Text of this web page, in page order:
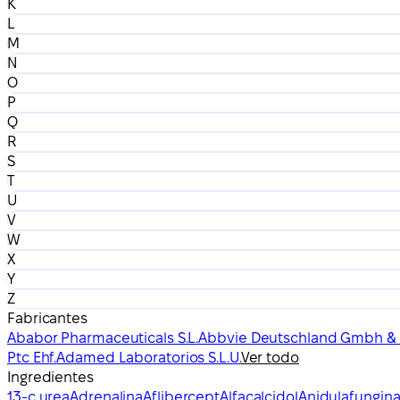
K
L
M
N
O
P
Q
R
S
T
U
V
W
X
Y
Z
Fabricantes
Ababor Pharmaceuticals S.L.Abbvie Deutschland Gmbh &
Ptc Ehf.Adamed Laboratorios S.L.U.Ver todo
Ingredientes
13-c ureaAdrenalinaAfliberceptAlfacalcidolAnidulafungina